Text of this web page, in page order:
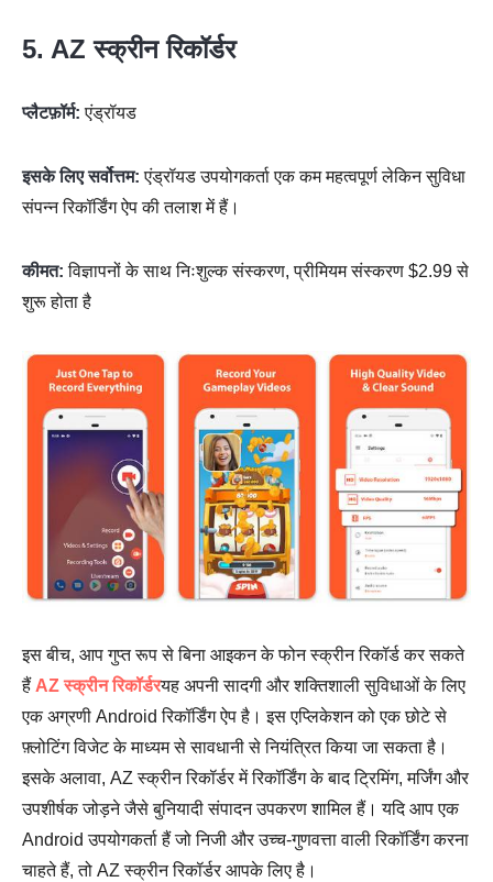
5. AZ स्क्रीन रिकॉर्डर
प्लैटफ़ॉर्म: एंड्रॉयड
इसके लिए सर्वोत्तम: एंड्रॉयड उपयोगकर्ता एक कम महत्वपूर्ण लेकिन सुविधा
संपन्न रिकॉर्डिंग ऐप की तलाश में हैं।
कीमत: विज्ञापनों के साथ निःशुल्क संस्करण, प्रीमियम संस्करण $2.99 से
शुरू होता है
इस बीच, आप गुप्त रूप से बिना आइकन के फोन स्क्रीन रिकॉर्ड कर सकते
हैं AZ स्क्रीन रिकॉर्डरयह अपनी सादगी और शक्तिशाली सुविधाओं के लिए
एक अग्रणी Android रिकॉर्डिंग ऐप है। इस एप्लिकेशन को एक छोटे से
फ़्लोटिंग विजेट के माध्यम से सावधानी से नियंत्रित किया जा सकता है।
इसके अलावा, AZ स्क्रीन रिकॉर्डर में रिकॉर्डिंग के बाद ट्रिमिंग, मर्जिंग और
उपशीर्षक जोड़ने जैसे बुनियादी संपादन उपकरण शामिल हैं। यदि आप एक
Android उपयोगकर्ता हैं जो निजी और उच्च-गुणवत्ता वाली रिकॉर्डिंग करना
चाहते हैं, तो AZ स्क्रीन रिकॉर्डर आपके लिए है।